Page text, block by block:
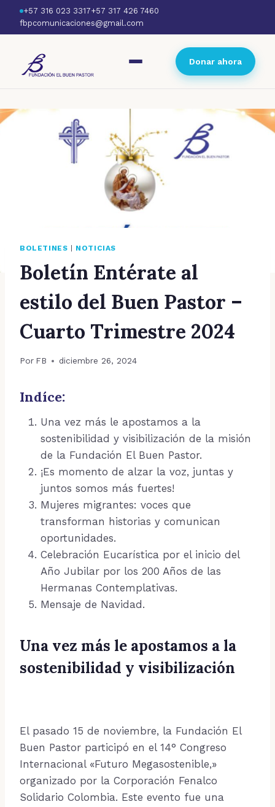
+57 316 023 3317+57 317 426 7460
fbpcomunicaciones@gmail.com
Donar ahora
BOLETINES | NOTICIAS
Boletín Entérate al
estilo del Buen Pastor –
Cuarto Trimestre 2024
Por FB diciembre 26, 2024
Indíce:
Una vez más le apostamos a la
sostenibilidad y visibilización de la misión
de la Fundación El Buen Pastor.
¡Es momento de alzar la voz, juntas y
juntos somos más fuertes!
Mujeres migrantes: voces que
transforman historias y comunican
oportunidades.
Celebración Eucarística por el inicio del
Año Jubilar por los 200 Años de las
Hermanas Contemplativas.
Mensaje de Navidad.
Una vez más le apostamos a la
sostenibilidad y visibilización
El pasado 15 de noviembre, la Fundación El
Buen Pastor participó en el 14° Congreso
Internacional «Futuro Megasostenible,»
organizado por la Corporación Fenalco
Solidario Colombia. Este evento fue una